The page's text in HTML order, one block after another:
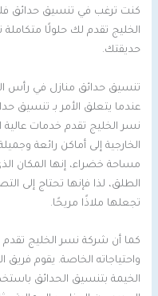
كنت ترغب في تنسيق حدائق
الخليج تقدم لك حلولًا
حديقتك.
تنسيق حدائق منازل في رأس
عندما يتعلق الأمر بـ تنسيق
نسر الخليج تقدم خدمات
الخارجية إلى أماكن رائعة
مساحة خضراء، إنها المكان
الطلق، لذا فإنها تحتاج إلى
تجعلها ملاذًا مريحًا.
كما أن شركة نسر الخليج
واحتياجاته الخاصة. يقوم
الخيمة بتنسيق الحدائق